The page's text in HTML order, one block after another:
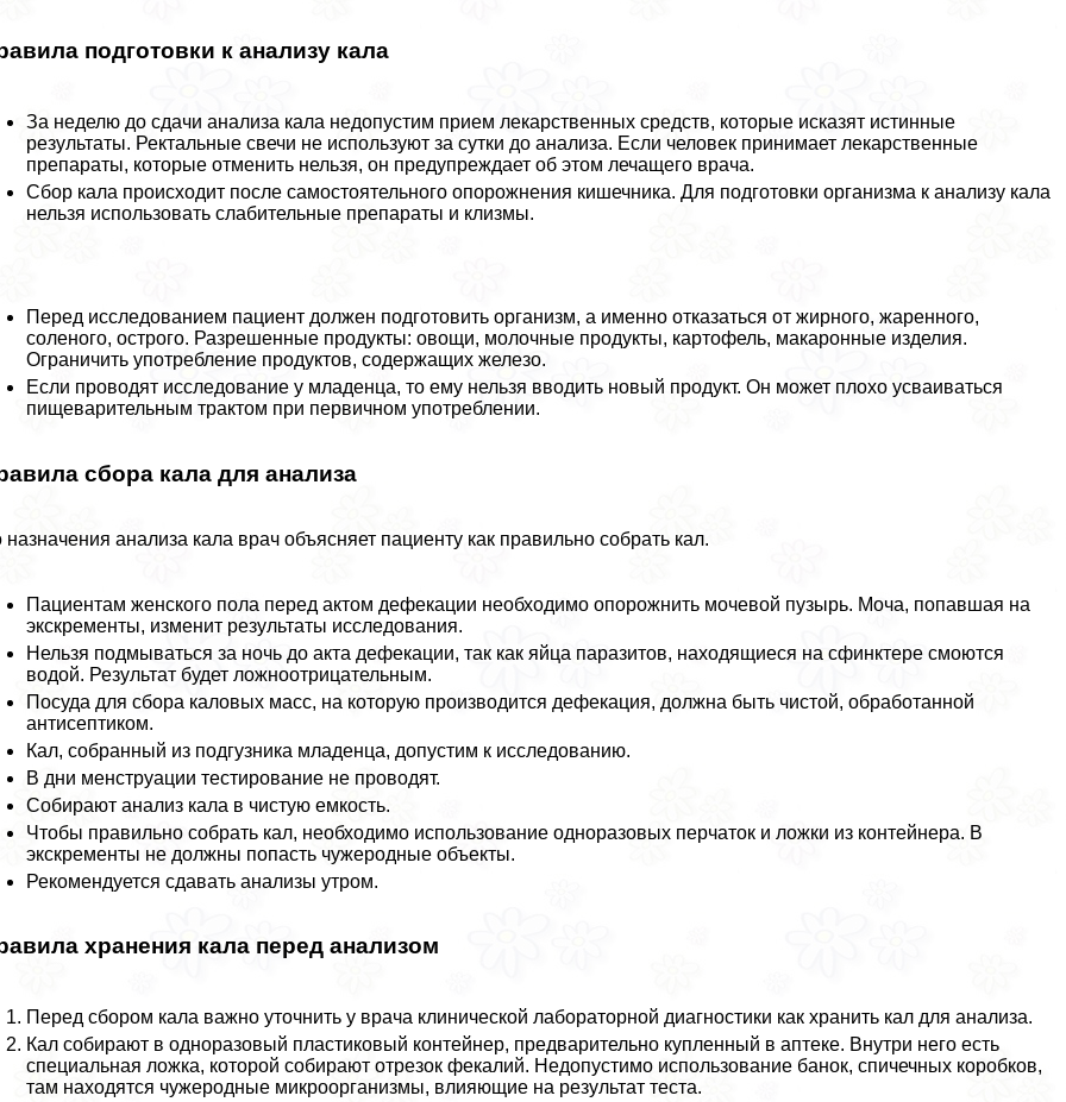
подготовки к анализу кала
За неделю до сдачи анализа кала недопустим прием лекарственных средств, которые исказят истинные
результаты. Ректальные свечи не используют за сутки до анализа. Если человек принимает лекарственные
препараты, которые отменить нельзя, он предупреждает об этом лечащего врача.
Сбор кала происходит после самостоятельного oпopoжнения кишечника. Для подготовки организма к анализу кала
нельзя использовать слабительные препараты и клизмы.
Перед исследованием пациент должен подготовить организм, а именно отказаться от жирного, жаренного,
соленого, острого. Разрешенные продукты: овощи, молочные продукты, картофель, макаронные изделия.
Ограничить употрeбление продуктов, содержащих железо.
Если проводят исследование у младенца, то ему нельзя вводить новый продукт. Он может плохо усваиваться
пищеварительным тpaктом при первичном употрeблении.
сбора кала для анализа
назначения анализа кала врач объясняет пациенту как правильно собрать кал.
Пациентам женского пола перед актом дефекации необходимо oпopoжнить мочевой пузырь. Моча, попавшая на
экскременты, изменит результаты исследования.
Нельзя подмываться за ночь до акта дефекации, так как яйца паразитов, находящиеся на сфинктере смоются
водой. Результат будет ложноотрицательным.
Посуда для сбора каловых масс, на которую производится дефекация, должна быть чистой, обработанной
антисептиком.
Кал, собранный из подгузника младенца, допустим к исследованию.
В дни мeнcтpуации тестирование не проводят.
Собирают анализ кала в чистую емкость.
Чтобы правильно собрать кал, необходимо использование одноразовых перчаток и ложки из контейнера. В
экскременты не должны попасть чужеродные объекты.
Рекомендуется сдавать анализы утром.
хранения кала перед анализом
Перед сбором кала важно уточнить у врача клинической лабораторной диагностики как хранить кал для анализа.
Кал собирают в одноразовый пластиковый контейнер, предварительно купленный в аптеке. Внутри него есть
специальная ложка, которой собирают отрезок фекалий. Недопустимо использование банок, спичечных коробков,
там находятся чужеродные микроорганизмы, влияющие на результат теста.